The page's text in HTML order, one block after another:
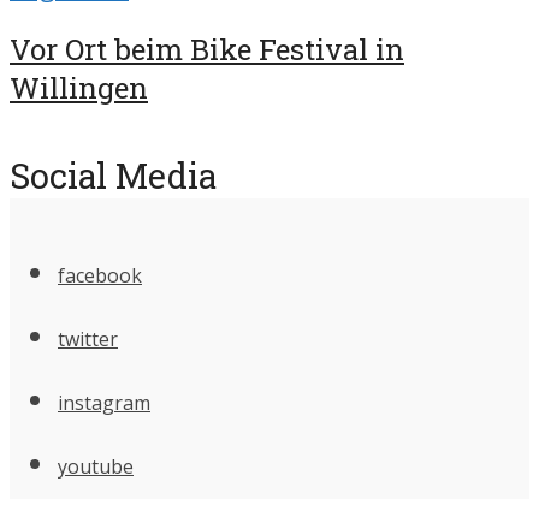
Vor Ort beim Bike Festival in
Willingen
Social Media
facebook
twitter
instagram
youtube